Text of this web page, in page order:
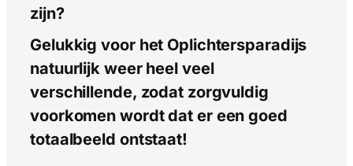
zijn?
Gelukkig voor het Oplichtersparadijs
natuurlijk weer heel veel
verschillende, zodat zorgvuldig
voorkomen wordt dat er een goed
totaalbeeld ontstaat!